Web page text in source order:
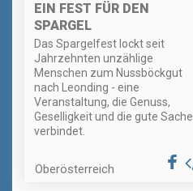
EIN FEST FÜR DEN
SPARGEL
Das Spargelfest lockt seit
Jahrzehnten unzählige
Menschen zum Nussböckgut
nach Leonding - eine
Veranstaltung, die Genuss,
Geselligkeit und die gute Sache
verbindet.
Oberösterreich